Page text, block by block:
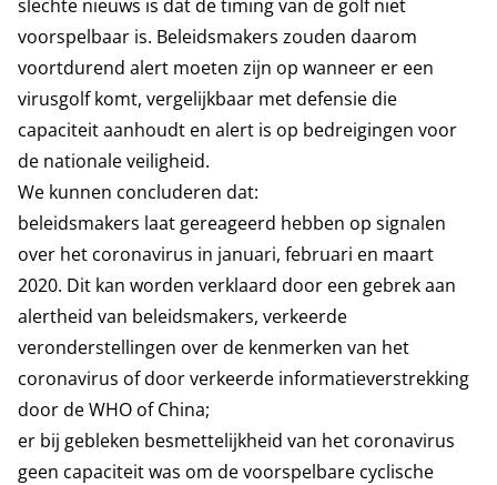
slechte nieuws is dat de timing van de golf niet
voorspelbaar is. Beleidsmakers zouden daarom
voortdurend alert moeten zijn op wanneer er een
virusgolf komt, vergelijkbaar met defensie die
capaciteit aanhoudt en alert is op bedreigingen voor
de nationale veiligheid.
We kunnen concluderen dat:
beleidsmakers laat gereageerd hebben op signalen
over het coronavirus in januari, februari en maart
2020. Dit kan worden verklaard door een gebrek aan
alertheid van beleidsmakers, verkeerde
veronderstellingen over de kenmerken van het
coronavirus of door verkeerde informatieverstrekking
door de WHO of China;
er bij gebleken besmettelijkheid van het coronavirus
geen capaciteit was om de voorspelbare cyclische